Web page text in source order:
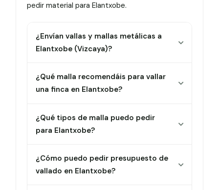
pedir material para Elantxobe.
¿Envían vallas y mallas metálicas a
Elantxobe (Vizcaya)?
¿Qué malla recomendáis para vallar
una finca en Elantxobe?
¿Qué tipos de malla puedo pedir
para Elantxobe?
¿Cómo puedo pedir presupuesto de
vallado en Elantxobe?